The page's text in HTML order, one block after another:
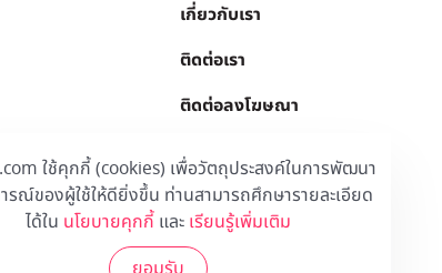
ใช้คุกกี้ (cookies) เพื่อวัตถุประสงค์ในการพัฒนา
รณ์ของผู้ใช้ให้ดียิ่งขึ้น ท่านสามารถศึกษารายละเอียด
ได้ใน นโยบายคุกกี้และ เรียนรู้เพิ่มเติม
เกี่ยวกับเรา
ติดต่อเรา
ติดต่อลงโฆษณา